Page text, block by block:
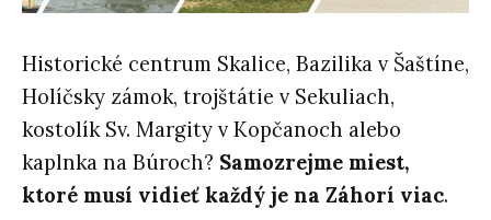
Historické centrum Skalice, Bazilika v Šaštíne,
Holíčsky zámok, trojštátie v Sekuliach,
kostolík Sv. Margity v Kopčanoch alebo
kaplnka na Búroch? Samozrejme miest,
ktoré musí vidieť každý je na Záhorí viac.